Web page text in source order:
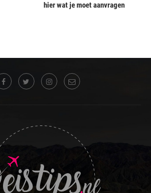
hier wat je moet aanvragen